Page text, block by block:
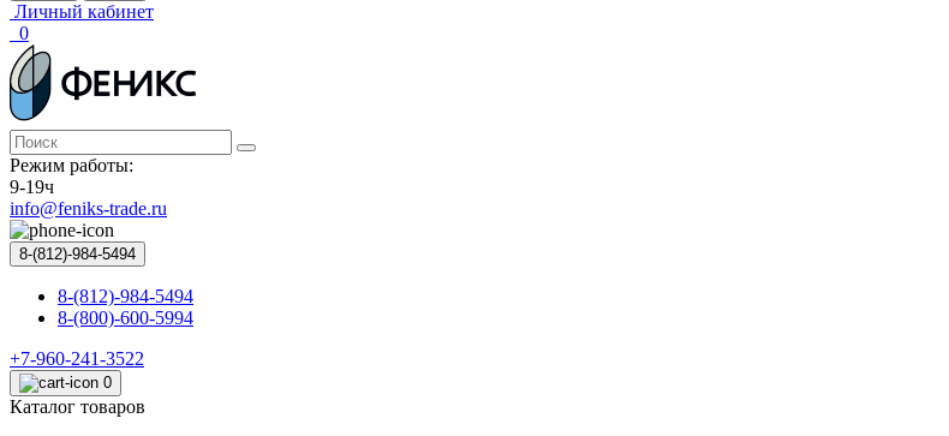
Личный кабинет
0
Режим работы:
9-19ч
info@feniks-trade.ru
8-(812)-984-5494
8-(812)-984-5494
8-(800)-600-5994
+7-960-241-3522
0
Каталог товаров